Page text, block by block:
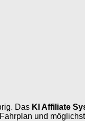
Das KI Affiliate
und